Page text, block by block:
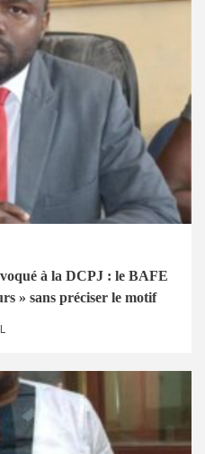
à la DCPJ : le BAFE
» sans préciser le motif